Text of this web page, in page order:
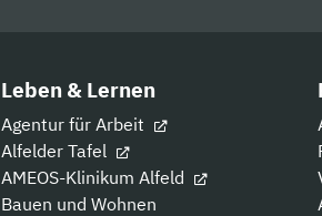
Leben & Lernen
Agentur für Arbeit
Alfelder Tafel
AMEOS-Klinikum Alfeld
Bauen und Wohnen